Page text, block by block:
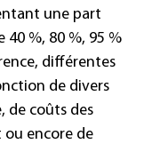
une part
40 %, 80 %, 95 %
différentes
de divers
de coûts des
ou encore de